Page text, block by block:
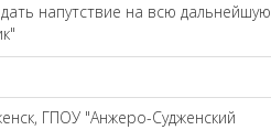
напутствие на всю дальнейшую
ГПОУ "Анжеро-Судженский